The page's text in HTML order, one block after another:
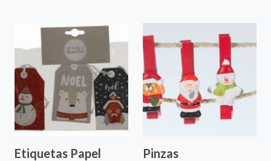
Etiquetas Papel Pinzas